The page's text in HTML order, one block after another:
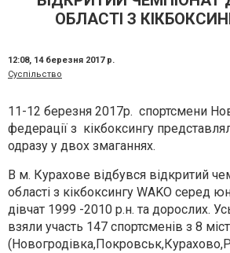
ОБЛАСТІ З
12:08, 14 березня 2017 р.
Суспільство
11-12 березня 2017р. спортсмени
федерації з кікбоксингу
одразу у двох змаганнях.
В м. Курахове відбувся відкритий
області з кікбоксингу WAKO серед
дівчат 1999 -2010 р.н. та дорослих.
взяли участь 147 спортсменів з 8